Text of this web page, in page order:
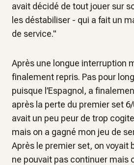
avait décidé de tout jouer sur
les déstabiliser - qui a fait un
de service."
Après une longue interruption
finalement repris. Pas pour
puisque l’Espagnol, a
après la perte du premier set
avait un peu peur de trop
mais on a gagné mon jeu de
Après le premier set, on voyait
ne pouvait pas continuer mais